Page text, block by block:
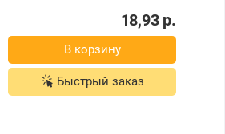
18,93р.
В корзину
Быстрый заказ